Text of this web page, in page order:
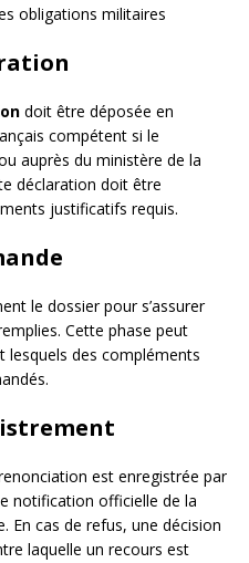
obligations militaires
doit être déposée en
compétent si le
auprès du ministère de la
déclaration doit être
justificatifs requis.
le dossier pour s’assurer
Cette phase peut
lesquels des compléments
est enregistrée par
notification officielle de la
En cas de refus, une décision
laquelle un recours est